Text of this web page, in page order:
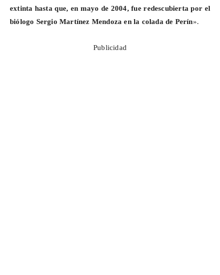
extinta hasta que, en mayo de 2004, fue redescubierta por el
biólogo Sergio Martínez Mendoza en la colada de Perín».
Publicidad